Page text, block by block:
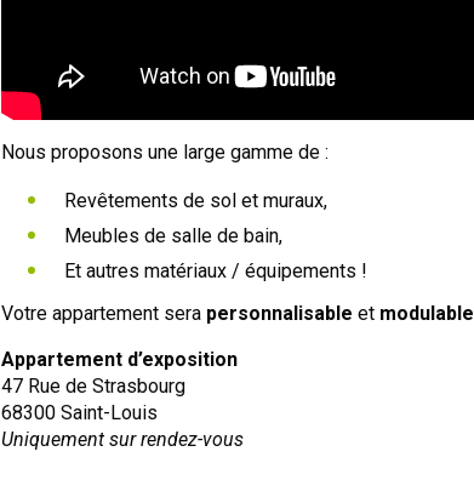
Nous proposons une large gamme de :
Revêtements de sol et muraux,
Meubles de salle de bain,
Et autres matériaux / équipements !
Votre appartement sera personnalisable et modulable
Appartement d’exposition
47 Rue de Strasbourg
68300 Saint-Louis
Uniquement sur rendez-vous